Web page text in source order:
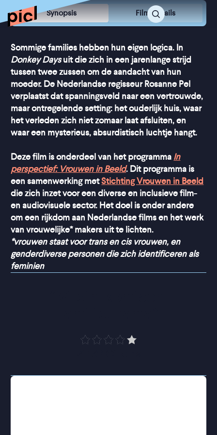
Synopsis Film Details
Sommige families hebben hun eigen logica. In
Donkey Daysuit die zich in een jarenlange strijd
tussen twee zussen om de aandacht van hun
moeder. De Nederlandse regisseur Rosanne Pel
verplaatst dat spanningsveld naar een vertrouwde,
maar ontregelende setting: het ouderlijk huis, waar
het verleden zich niet zomaar laat afsluiten, en
waar een mysterieus, absurdistisch luchtje hangt.
Deze film is onderdeel van het programma In
perspectief: Vrouwen in Beeld. Dit programma is
een samenwerking metStichting Vrouwen in Beeld
die zich inzet voor een diverse en inclusieve film-
en audiovisuele sector. Het doel is onder andere
om een rijkdom aan Nederlandse films en het werk
van vrouwelijke* makers uit te lichten.
*vrouwen staat voor trans en cis vrouwen, en
genderdiverse personen die zich identificeren als
feminien
De relatie tussen de zussen Anna en Charlotte